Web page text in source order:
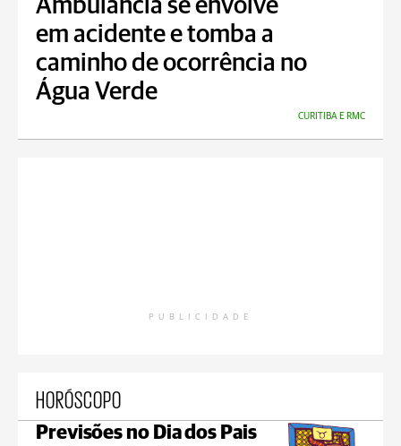
Ambulância se envolve
em acidente e tomba a
caminho de ocorrência no
Água Verde
CURITIBA E RMC
PUBLICIDADE
HORÓSCOPO
Previsões no Dia dos Pais